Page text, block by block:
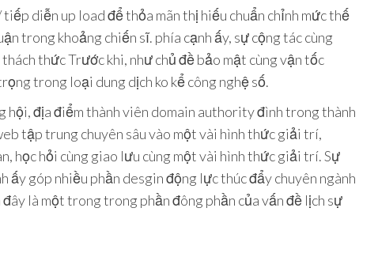
diễn up load để thỏa mãn thị hiếu chuẩn chỉnh mức thế
trong khoảng chiến sĩ. phía cạnh ấy, sự cộng tác cùng
thức Trước khi, như chủ đề bảo mật cùng vận tốc
trong loại dung dịch ko kể công nghệ số.
hội, địa điểm thành viên domain authority đình trong thành
tập trung chuyên sâu vào một vài hình thức giải trí,
học hỏi cùng giao lưu cùng một vài hình thức giải trí. Sự
góp nhiều phần desgin động lực thúc đẩy chuyên ngành
là một trong trong phần đông phần của vấn đề lịch sự